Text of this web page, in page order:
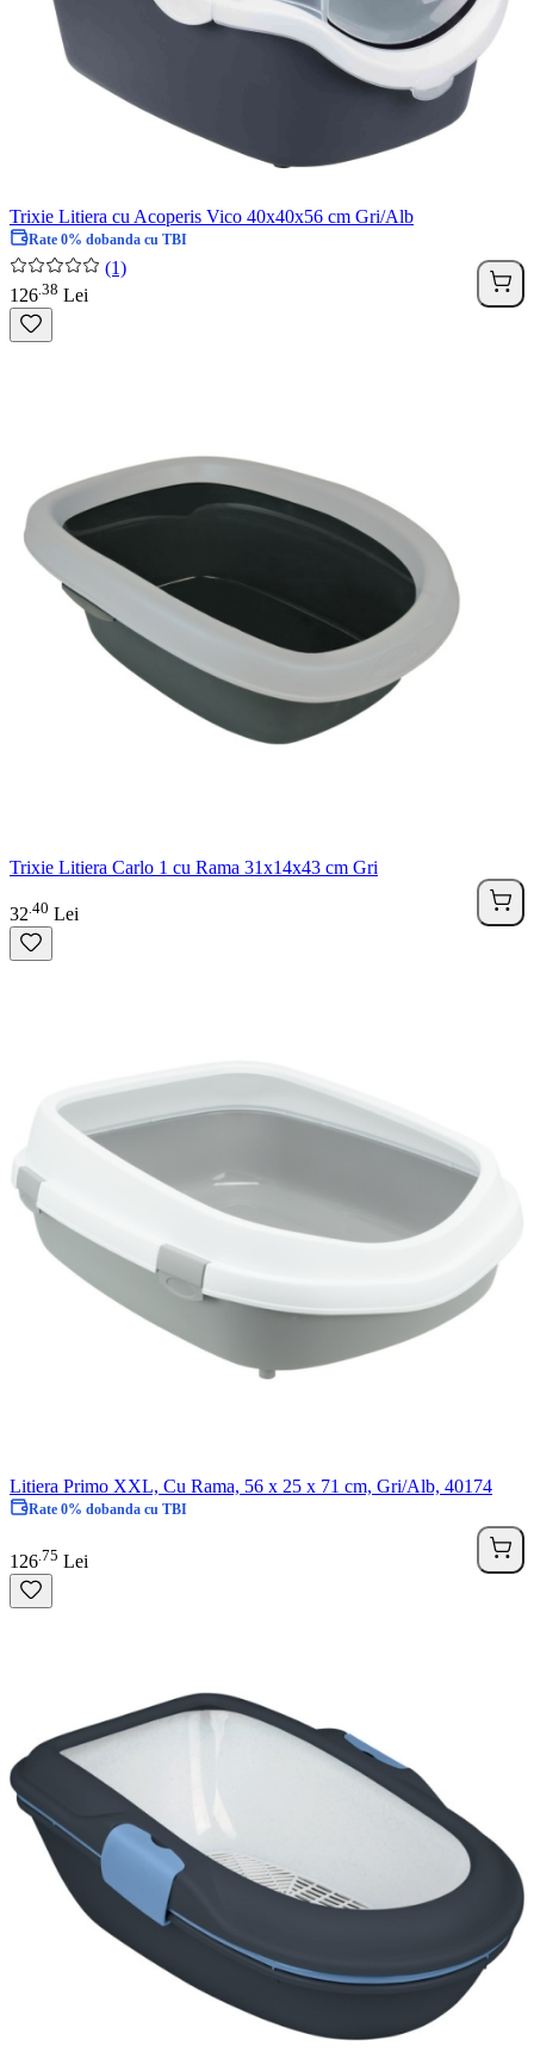
Trixie Litiera cu Acoperis Vico 40x40x56 cm Gri/Alb
Rate 0% dobanda cu TBI
(1)
126 38 Lei
Trixie Litiera Carlo 1 cu Rama 31x14x43 cm Gri
32 40 Lei
Litiera Primo XXL, Cu Rama, 56 x 25 x 71 cm, Gri/Alb, 40174
Rate 0% dobanda cu TBI
126 75 Lei